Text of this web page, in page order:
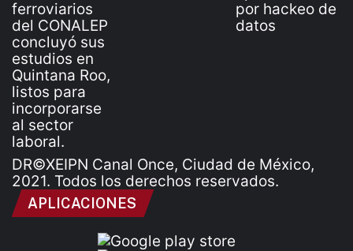
DR©XEIPN Canal Once, Ciudad de México,
2021. Todos los derechos reservados.
APLICACIONES